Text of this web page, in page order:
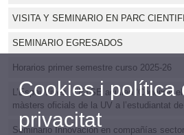
VISITA Y SEMINARIO EN PARC
SEMINARIO EGRESADOS
Horarios primer semestre curso 2025-26
L’Espai Vives i l’ETSE acullen ‘Conèixer
màsters oficials de la UV a l’estudiantat
Seminario Innovación en compañías
Cookies i política
privacitat